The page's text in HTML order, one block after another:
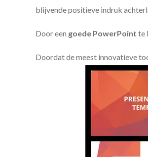
blijvende positieve indruk
Door een goede PowerPoint te
Doordat de meest innovatieve